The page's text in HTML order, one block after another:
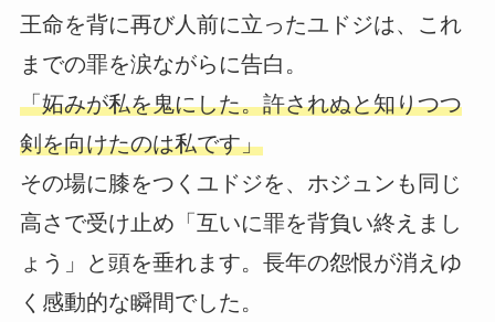
王命を背に再び人前に立ったユドジは、これ
までの罪を涙ながらに告白。
「妬みが私を鬼にした。許されぬと知りつつ
剣を向けたのは私です」
その場に膝をつくユドジを、ホジュンも同じ
高さで受け止め「互いに罪を背負い終えまし
ょう」と頭を垂れます。長年の怨恨が消えゆ
く感動的な瞬間でした。